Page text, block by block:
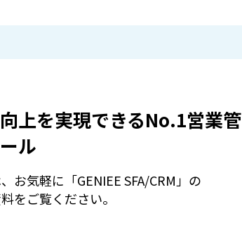
上を実現できるNo.1営業管
ル
お気軽に「GENIEE SFA/CRM」の
をご覧ください。